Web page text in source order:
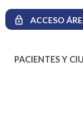
ACCESO
PACIENTES Y